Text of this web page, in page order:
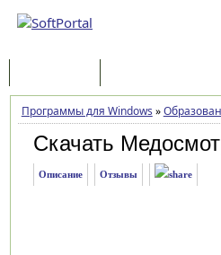
Программы для Windows »
Скачать
Описание Отзывы